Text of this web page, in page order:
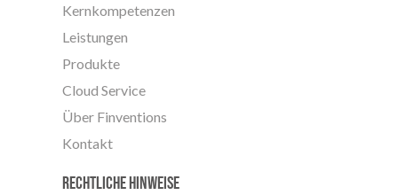
Kernkompetenzen
Leistungen
Produkte
Cloud Service
Über Finventions
Kontakt
Rechtliche Hinweise